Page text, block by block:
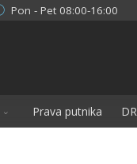
Pon - Pet 08:00-16:00
Prava putnika